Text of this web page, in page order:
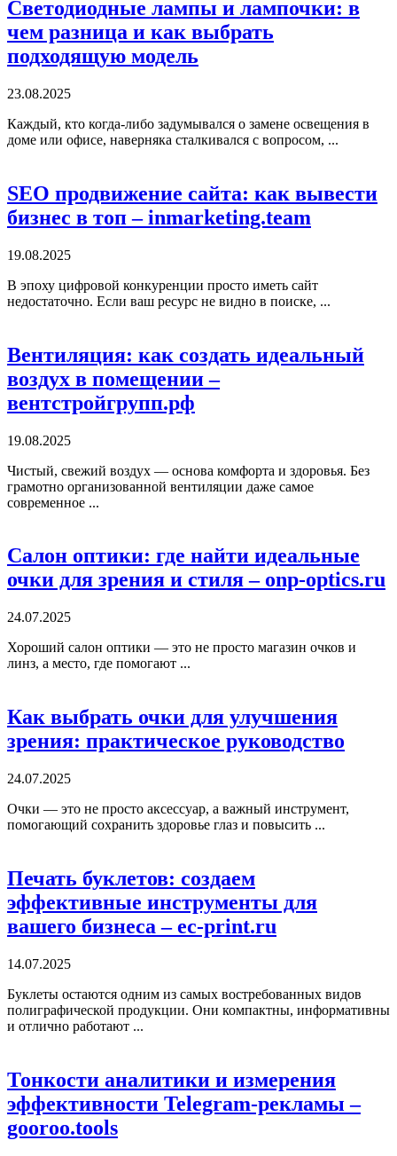
Светодиодные лампы и лампочки: в
чем разница и как выбрать
подходящую модель
23.08.2025
Каждый, кто когда-либо задумывался о замене освещения в
доме или офисе, наверняка сталкивался с вопросом, ...
SEO продвижение сайта: как вывести
бизнес в топ – inmarketing.team
19.08.2025
В эпоху цифровой конкуренции просто иметь сайт
недостаточно. Если ваш ресурс не видно в поиске, ...
Вентиляция: как создать идеальный
воздух в помещении –
вентстройгрупп.рф
19.08.2025
Чистый, свежий воздух — основа комфорта и здоровья. Без
грамотно организованной вентиляции даже самое
современное ...
Салон оптики: где найти идеальные
очки для зрения и стиля – onp-optics.ru
24.07.2025
Хороший салон оптики — это не просто магазин очков и
линз, а место, где помогают ...
Как выбрать очки для улучшения
зрения: практическое руководство
24.07.2025
Очки — это не просто аксессуар, а важный инструмент,
помогающий сохранить здоровье глаз и повысить ...
Печать буклетов: создаем
эффективные инструменты для
вашего бизнеса – ec-print.ru
14.07.2025
Буклеты остаются одним из самых востребованных видов
полиграфической продукции. Они компактны, информативны
и отлично работают ...
Тонкости аналитики и измерения
эффективности Telegram-рекламы –
gooroo.tools